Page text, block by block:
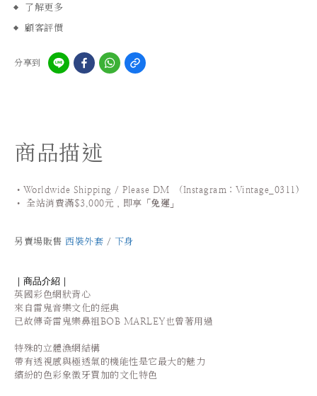
了解更多
顧客評價
分享到
商品描述
•Worldwide Shipping / Please DM (Instagram：Vintage_0311 )
•
全站消費滿$3,000元，即享「 免運 」
另賣場販售 西裝外套 / 下身
｜商品介紹｜
英國彩色網狀背心
來自雷鬼音樂文化的經典
已故傳奇雷鬼樂鼻祖BOB MARLEY也曾著用過
特殊的立體漁網結構
帶有透視感與極透氣的機能性是它最大的魅力
繽紛的色彩象徵牙買加的文化特色